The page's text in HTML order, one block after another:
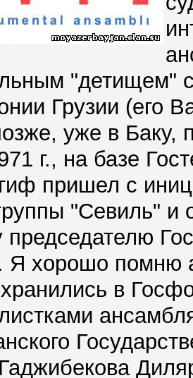
"детищем"
Грузии (его
уже в
г., на базе
пpишел с
"Севиль" и
пpедседателю
Я хоpошо помню
в